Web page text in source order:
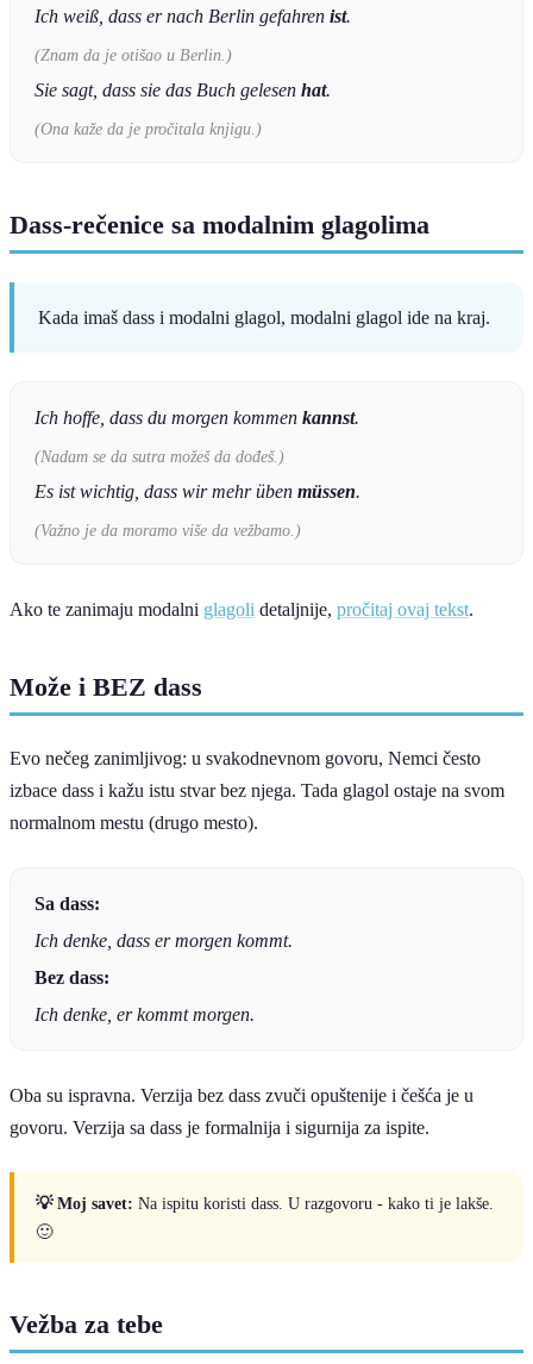
Ich weiß, dass er nach Berlin gefahren ist.
(Znam da je otišao u Berlin.)
Sie sagt, dass sie das Buch gelesen hat.
(Ona kaže da je pročitala knjigu.)
Dass-rečenice sa modalnim glagolima
Kada imaš dass i modalni glagol, modalni glagol ide na kraj.
Ich hoffe, dass du morgen kommen kannst.
(Nadam se da sutra možeš da dođeš.)
Es ist wichtig, dass wir mehr üben müssen.
(Važno je da moramo više da vežbamo.)
Ako te zanimaju modalni glagoli detaljnije, pročitaj ovaj tekst.
Može i BEZ dass
Evo nečeg zanimljivog: u svakodnevnom govoru, Nemci često
izbace dass i kažu istu stvar bez njega. Tada glagol ostaje na svom
normalnom mestu (drugo mesto).
Sa dass:
Ich denke, dass er morgen kommt.
Bez dass:
Ich denke, er kommt morgen.
Oba su ispravna. Verzija bez dass zvuči opuštenije i češća je u
govoru. Verzija sa dass je formalnija i sigurnija za ispite.
💡 Moj savet: Na ispitu koristi dass. U razgovoru - kako ti je lakše.
🙂
Vežba za tebe